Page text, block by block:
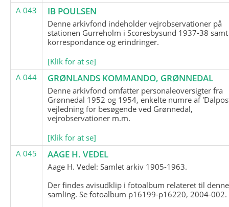
A 043
IB POULSEN
Denne arkivfond indeholder vejrobservationer på
stationen Gurreholm i Scoresbysund 1937-38 samt
korrespondance og erindringer.
[Klik for at se]
A 044
GRØNLANDS KOMMANDO, GRØNNEDAL
Denne arkivfond omfatter personaleoversigter fra
Grønnedal 1952 og 1954, enkelte numre af
vejledning for besøgende ved Grønnedal,
vejrobservationer m.m.
[Klik for at se]
A 045
AAGE H. VEDEL
Aage H. Vedel: Samlet arkiv 1905-1963.
Der findes avisudklip i fotoalbum relateret til denne
samling. Se fotoalbum p16199-p16220, 2004-002.